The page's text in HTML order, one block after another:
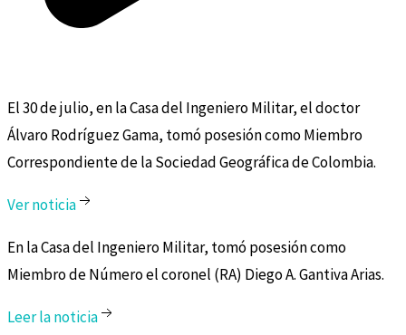
El 30 de julio, en la Casa del Ingeniero Militar, el doctor
Álvaro Rodríguez Gama, tomó posesión como Miembro
Correspondiente de la Sociedad Geográfica de Colombia.
Ver noticia
En la Casa del Ingeniero Militar, tomó posesión como
Miembro de Número el coronel (RA) Diego A. Gantiva Arias.
Leer la noticia